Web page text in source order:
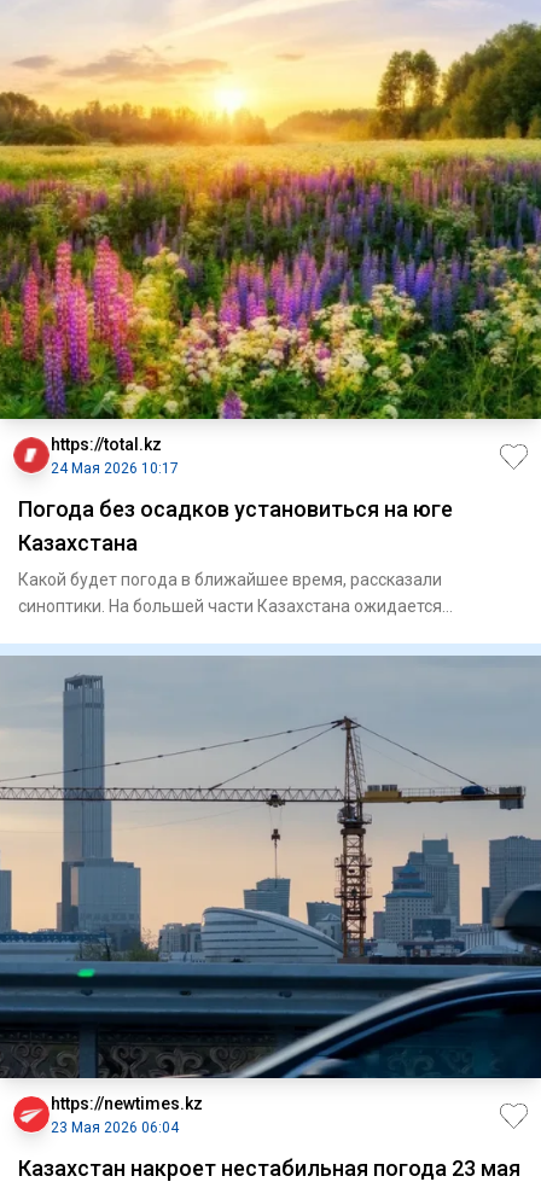
https://total.kz
24 Мая 2026 10:17
Погода без осадков установиться на юге
Казахстана
Какой будет погода в ближайшее время, рассказали
синоптики. На большей части Казахстана ожидается
https://newtimes.kz
23 Мая 2026 06:04
Казахстан накроет нестабильная погода 23 мая